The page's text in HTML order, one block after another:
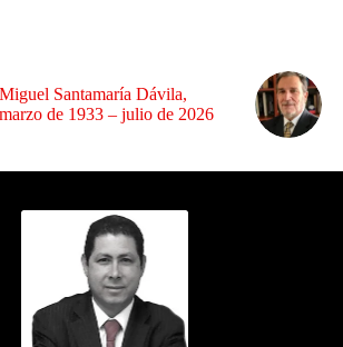
Miguel Santamaría Dávila,
marzo de 1933 – julio de 2026